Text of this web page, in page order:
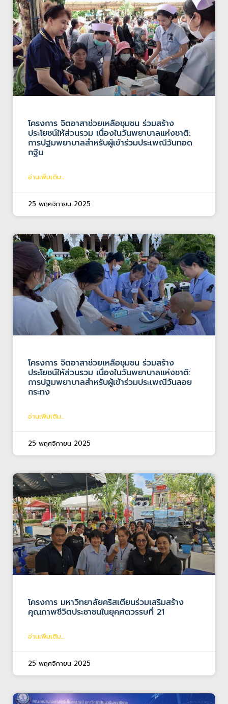
โครงการ จิตอาสาช่วยเหลือชุมชน ร่วมสร้าง
ประโยชน์ให้ส่วนรวม เนื่องในวันพยาบาลแห่งชาติ:
การปฐมพยาบาลสำหรับผู้เข้าร่วมประเพณีวันทอด
กฐิน
อ่านเพิ่มเติม...
25 พฤศจิกายน 2025
โครงการ จิตอาสาช่วยเหลือชุมชน ร่วมสร้าง
ประโยชน์ให้ส่วนรวม เนื่องในวันพยาบาลแห่งชาติ:
การปฐมพยาบาลสำหรับผู้เข้าร่วมประเพณีวันลอย
กระทง
อ่านเพิ่มเติม...
25 พฤศจิกายน 2025
โครงการ มหาวิทยาลัยคริสเตียนร่วมเสริมสร้าง
คุณภาพชีวิตประชาชนในยุคศตวรรษที่ 21
อ่านเพิ่มเติม...
25 พฤศจิกายน 2025